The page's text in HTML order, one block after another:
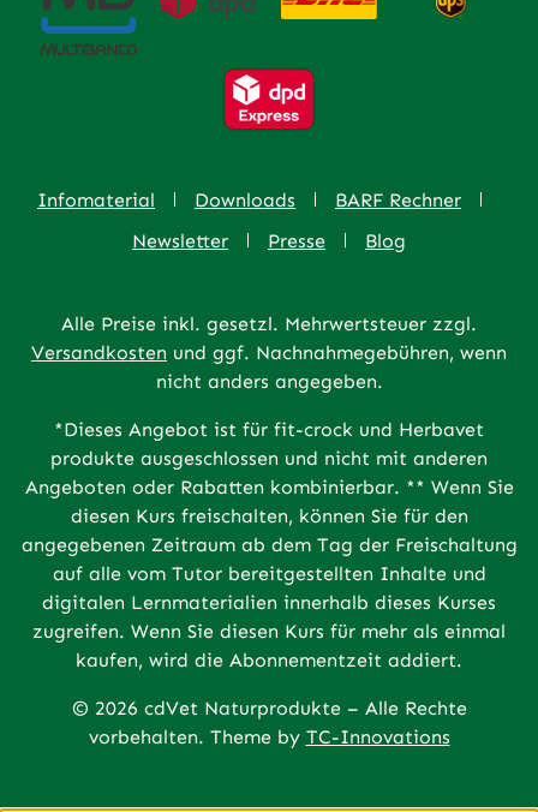
Infomaterial Downloads
BARF Rechner
Newsletter
Presse Blog
Alle Preise inkl. gesetzl. Mehrwertsteuer zzgl.
Versandkosten und ggf. Nachnahmegebühren, wenn
nicht anders angegeben.
*Dieses Angebot ist für fit-crock und Herbavet
produkte ausgeschlossen und nicht mit anderen
Angeboten oder Rabatten kombinierbar. ** Wenn Sie
diesen Kurs freischalten, können Sie für den
angegebenen Zeitraum ab dem Tag der Freischaltung
auf alle vom Tutor bereitgestellten Inhalte und
digitalen Lernmaterialien innerhalb dieses Kurses
zugreifen. Wenn Sie diesen Kurs für mehr als einmal
kaufen, wird die Abonnementzeit addiert.
© 2026 cdVet Naturprodukte – Alle Rechte
vorbehalten. Theme by TC-Innovations